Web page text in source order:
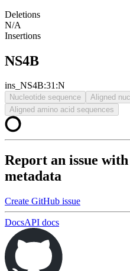
Deletions
N/A
Insertions
NS4B
ins_NS4B:31:N
Nucleotide sequence
Aligned
Aligned amino acid sequences
Report an issue
metadata
Create GitHub issue
DocsAPI docs